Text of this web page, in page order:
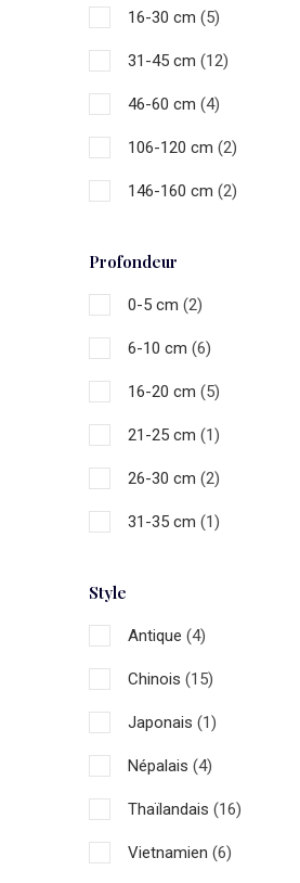
16-30 cm (5)
31-45 cm (12)
46-60 cm (4)
106-120 cm (2)
146-160 cm (2)
Profondeur
0-5 cm (2)
6-10 cm (6)
16-20 cm (5)
21-25 cm (1)
26-30 cm (2)
31-35 cm (1)
(4)
Style
Antique (4)
Chinois (15)
Japonais (1)
Népalais (4)
Thaïlandais (16)
Vietnamien (6)